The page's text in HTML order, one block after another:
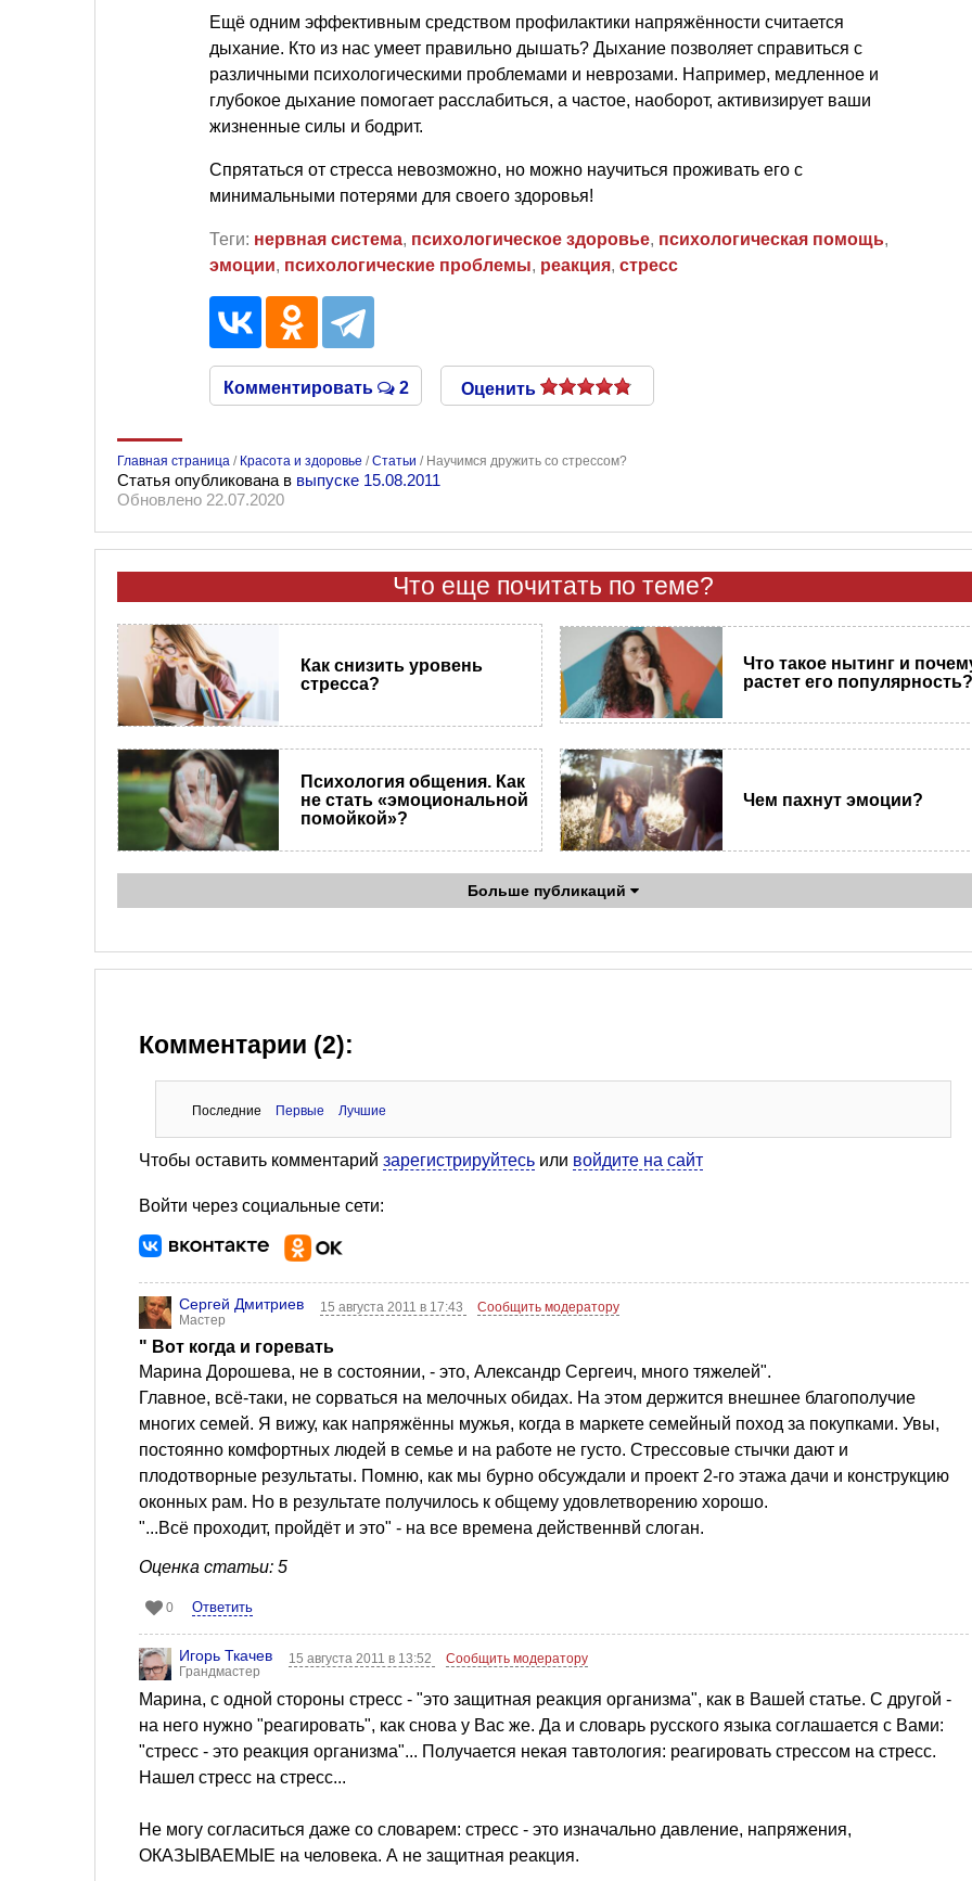
Ещё одним эффективным средством профилактики напряжённости считается
дыхание. Кто из нас умеет правильно дышать? Дыхание позволяет справиться с
различными психологическими проблемами и неврозами. Например, медленное и
глубокое дыхание помогает расслабиться, а частое, наоборот, активизирует ваши
жизненные силы и бодрит.
Спрятаться от стресса невозможно, но можно научиться проживать его с
минимальными потерями для своего здоровья!
Теги: нервная система, психологическое здоровье, психологическая помощь,
эмоции, психологические проблемы, реакция, стресс
Комментировать 2 Оценить
Главная страница / Красота и здоровье /Статьи / Научимся дружить со стрессом?
Статья опубликована в выпуске 15.08.2011
Обновлено 22.07.2020
Что еще почитать по теме?
Как снизить уровень
стресса?
Что такое нытинг и
растет его
Психология общения. Как
не стать «эмоциональной
помойкой»?
Чем пахнут эмоции?
Больше публикаций
Комментарии (2):
Последние Первые Лучшие
Чтобы оставить комментарий зарегистрируйтесь или войдите на сайт
Войти через социальные сети:
Сергей Дмитриев
Мастер
15 августа 2011 в 17:43 Сообщить модератору
" Вот когда и горевать
Марина Дорошева, не в состоянии, - это, Александр Сергеич, много тяжелей".
Главное, всё-таки, не сорваться на мелочных обидах. На этом держится внешнее благополучие
многих семей. Я вижу, как напряжённы мужья, когда в маркете семейный поход за покупками. Увы,
постоянно комфортных людей в семье и на работе не густо. Стрессовые стычки дают и
плодотворные результаты. Помню, как мы бурно обсуждали и проект 2-го этажа дачи и конструкцию
оконных рам. Но в результате получилось к общему удовлетворению хорошо.
"...Всё проходит, пройдёт и это" - на все времена действеннвй слоган.
Оценка статьи: 5
0 Ответить
Игорь Ткачев
Грандмастер
15 августа 2011 в 13:52 Сообщить модератору
Марина, с одной стороны стресс - "это защитная реакция организма", как в Вашей статье. С другой -
на него нужно "реагировать", как снова у Вас же. Да и словарь русского языка соглашается с Вами:
"стресс - это реакция организма"... Получается некая тавтология: реагировать стрессом на стресс.
Нашел стресс на стресс...
Не могу согласиться даже со словарем: стресс - это изначально давление, напряжения,
ОКАЗЫВАЕМЫЕ на человека. А не защитная реакция.